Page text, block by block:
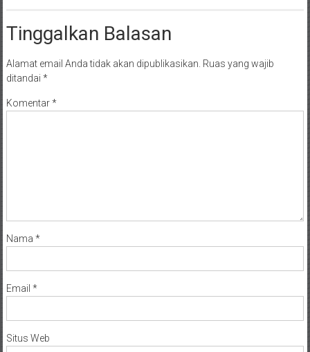
Tinggalkan Balasan
Alamat email Anda tidak akan dipublikasikan. Ruas yang wajib
ditandai *
Komentar*
Nama *
Email *
Situs Web